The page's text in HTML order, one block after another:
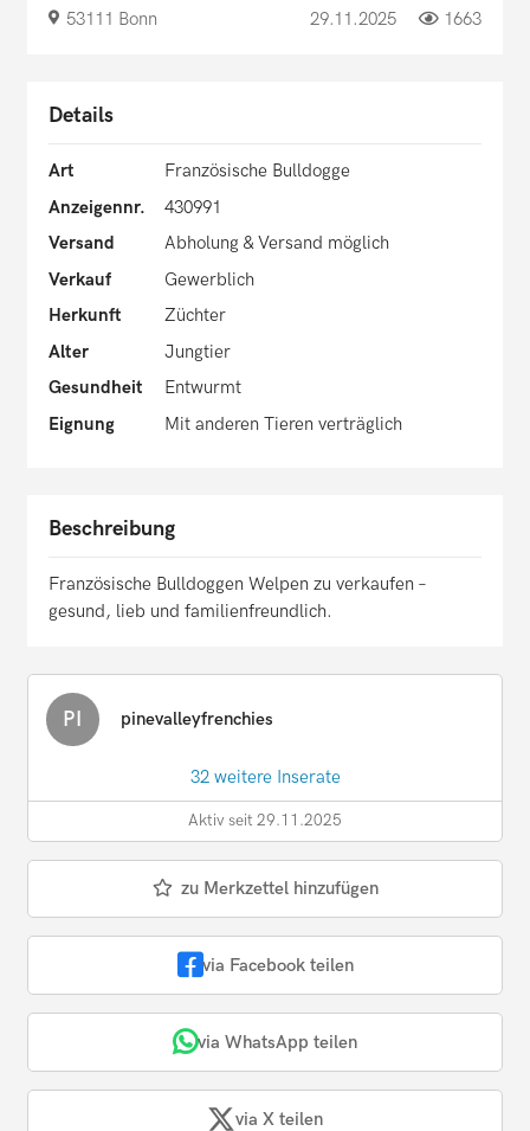
53111 Bonn 29.11.2025 1663
Details
Art
Französische Bulldogge
Anzeigennr.
430991
Versand
Abholung & Versand möglich
Verkauf
Gewerblich
Herkunft
Züchter
Alter
Jungtier
Gesundheit
Entwurmt
Eignung
Mit anderen Tieren verträglich
Beschreibung
Französische Bulldoggen Welpen zu verkaufen –
gesund, lieb und familienfreundlich.
PI pinevalleyfrenchies
32 weitere Inserate
Aktiv seit 29.11.2025
zu Merkzettel hinzufügen
via Facebook teilen
via WhatsApp teilen
via X teilen